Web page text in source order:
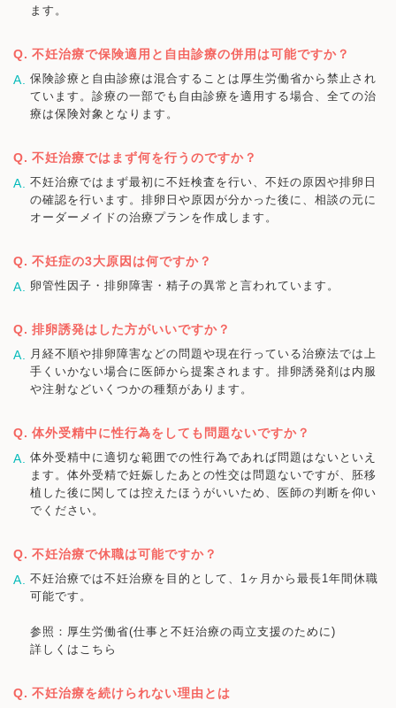
ます。
不妊治療で保険適用と自由診療の併用は可能ですか？
保険診療と自由診療は混合することは厚生労働省から禁止され
ています。診療の一部でも自由診療を適用する場合、全ての治
療は保険対象となります。
不妊治療ではまず何を行うのですか？
不妊治療ではまず最初に不妊検査を行い、不妊の原因や排卵日
の確認を行います。排卵日や原因が分かった後に、相談の元に
オーダーメイドの治療プランを作成します。
不妊症の3大原因は何ですか？
卵管性因子・排卵障害・精子の異常と言われています。
排卵誘発はした方がいいですか？
月経不順や排卵障害などの問題や現在行っている治療法では上
手くいかない場合に医師から提案されます。排卵誘発剤は内服
や注射などいくつかの種類があります。
体外受精中に性行為をしても問題ないですか？
体外受精中に適切な範囲での性行為であれば問題はないといえ
ます。体外受精で妊娠したあとの性交は問題ないですが、胚移
植した後に関しては控えたほうがいいため、医師の判断を仰い
でください。
不妊治療で休職は可能ですか？
不妊治療では不妊治療を目的として、1ヶ月から最長1年間休職
可能です。
参照：厚生労働省(仕事と不妊治療の両立支援のために)
詳しくはこちら
不妊治療を続けられない理由とは